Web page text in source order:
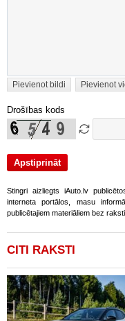
Pievienot bildi Pievienot
Drošības kods
Stingri aizliegts iAuto.lv
interneta portālos, masu
publicētajiem materiāliem bez
CITI RAKSTI